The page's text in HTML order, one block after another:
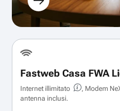
Fastweb Casa FWA
Internet illimitato
, Modem
antenna inclusi.